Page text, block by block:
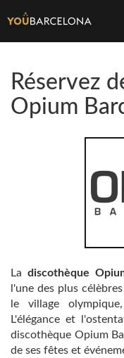
Réservez
Opium
Ladiscothèque
l'une des plus
le village
L'élégance et
discothèque Opium
de ses fêtes et